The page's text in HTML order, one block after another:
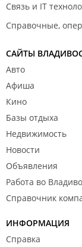
Связь и IT
Справочные,
САЙТЫ
Авто
Афиша
Кино
Базы отдыха
Недвижимость
Новости
Объявления
Работа во
Справочник
ИНФОРМАЦИЯ
Справка